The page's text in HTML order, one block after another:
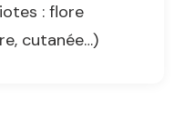
: flore
cutanée…)